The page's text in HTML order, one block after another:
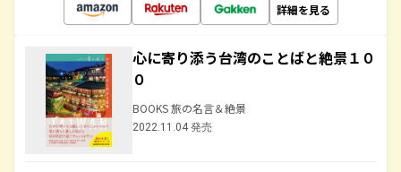
詳細を見る
心に寄り添う台湾のことばと絶景１０
０
BOOKS 旅の名言＆絶景
2022.11.04 発売